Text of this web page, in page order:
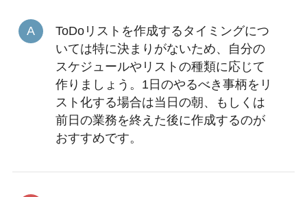
ToDoリストを作成するタイミングにつ
いては特に決まりがないため、自分の
スケジュールやリストの種類に応じて
作りましょう。1日のやるべき事柄をリ
スト化する場合は当日の朝、もしくは
前日の業務を終えた後に作成するのが
おすすめです。